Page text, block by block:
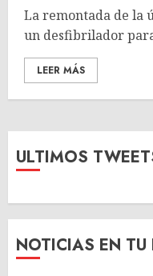
La remontada de la
un desfibrilador
LEER MÁS
ULTIMOS
NOTICIAS EN TU